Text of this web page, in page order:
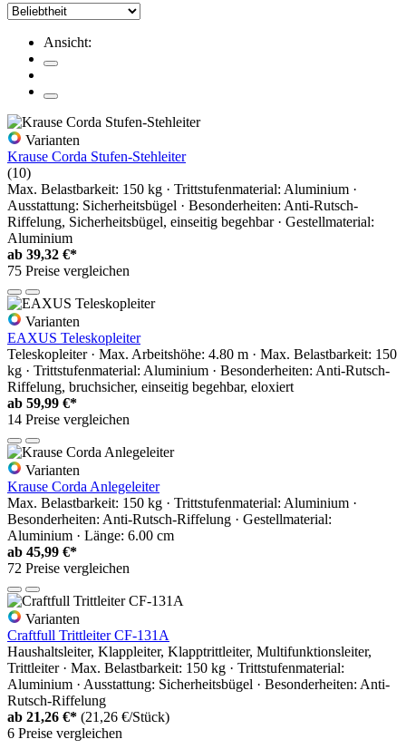
Ansicht:
Varianten
Krause Corda Stufen-Stehleiter
(10)
Max. Belastbarkeit: 150 kg · Trittstufenmaterial: Aluminium ·
Ausstattung: Sicherheitsbügel · Besonderheiten: Anti-Rutsch-
Riffelung, Sicherheitsbügel, einseitig begehbar · Gestellmaterial:
Aluminium
ab 39,32 €*
75 Preise vergleichen
Varianten
EAXUS Teleskopleiter
Teleskopleiter · Max. Arbeitshöhe: 4.80 m · Max. Belastbarkeit: 150
kg · Trittstufenmaterial: Aluminium · Besonderheiten: Anti-Rutsch-
Riffelung, bruchsicher, einseitig begehbar, eloxiert
ab 59,99 €*
14 Preise vergleichen
Varianten
Krause Corda Anlegeleiter
Max. Belastbarkeit: 150 kg · Trittstufenmaterial: Aluminium ·
Besonderheiten: Anti-Rutsch-Riffelung · Gestellmaterial:
Aluminium · Länge: 6.00 cm
ab 45,99 €*
72 Preise vergleichen
Varianten
Craftfull Trittleiter CF-131A
Haushaltsleiter, Klappleiter, Klapptrittleiter, Multifunktionsleiter,
Trittleiter · Max. Belastbarkeit: 150 kg · Trittstufenmaterial:
Aluminium · Ausstattung: Sicherheitsbügel · Besonderheiten: Anti-
Rutsch-Riffelung
ab 21,26 €* (21,26 €/Stück)
6 Preise vergleichen